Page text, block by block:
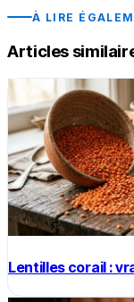
À LIRE
Articles
Lentilles corail :